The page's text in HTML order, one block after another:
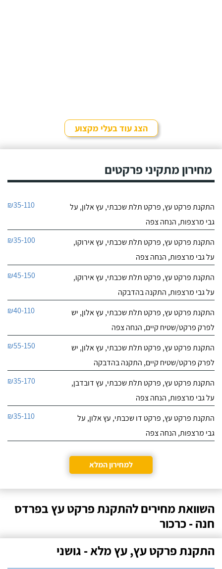
הצג עוד בעלי מקצוע
מחירון מתקיני פרקטים
התקנת פרקט עץ, פרקט תלת שכבתי, עץ אלון, על
גבי מרצפות, הנחה צפה
₪35-110
התקנת פרקט עץ, פרקט תלת שכבתי, עץ אירוקו,
על גבי מרצפות, הנחה צפה
₪35-100
התקנת פרקט עץ, פרקט תלת שכבתי, עץ אירוקו,
על גבי מרצפות, התקנה בהדבקה
₪45-150
התקנת פרקט עץ, פרקט תלת שכבתי, עץ אלון, יש
לפרק פרקט/שטיח קיים, הנחה צפה
₪40-110
התקנת פרקט עץ, פרקט תלת שכבתי, עץ אלון, יש
לפרק פרקט/שטיח קיים, התקנה בהדבקה
₪55-150
התקנת פרקט עץ, פרקט תלת שכבתי, עץ דובדבן,
על גבי מרצפות, הנחה צפה
₪35-170
התקנת פרקט עץ, פרקט דו שכבתי, עץ אלון, על
גבי מרצפות, הנחה צפה
₪35-110
למחירון המלא
השוואת מחירים להתקנת פרקט עץ בפרדס
חנה - כרכור
התקנת פרקט עץ, עץ מלא - גושני